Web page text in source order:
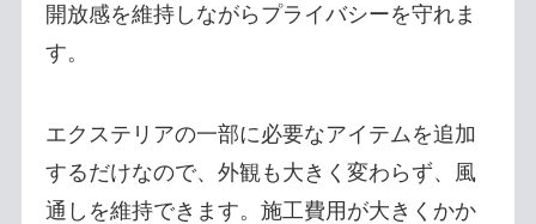
開放感を維持しながらプライバシーを守れま
す。
エクステリアの一部に必要なアイテムを追加
するだけなので、外観も大きく変わらず、風
通しを維持できます。施工費用が大きくかか